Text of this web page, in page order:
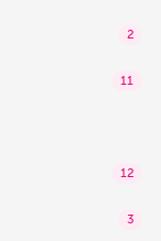
2
11
12
3